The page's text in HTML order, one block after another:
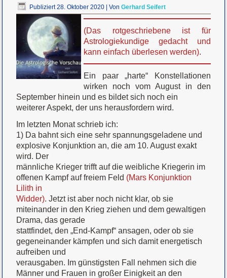
Publiziert 28. Oktober 2020 |Von Gerhard Seifert
(Das rotgeschriebene ist für
Astrologiekundige gedacht und
kann einfach überlesen werden).
Ein paar „harte“ Konstellationen
wirken noch vom August in den
September hinein und es bildet sich noch ein
weiterer Aspekt, der uns herausfordern wird.
Im letzten Monat schrieb ich:
1) Da bahnt sich eine sehr spannungsgeladene und
explosive Konjunktion an, die am 10. August exakt
wird. Der
männliche Krieger trifft auf die weibliche Kriegerin im
offenen Kampf auf freiem Feld (Mars Konjunktion
Lilith in
Widder). Jetzt ist aber noch nicht klar, ob sie
miteinander in den Krieg ziehen und dem gewaltigen
Drama, das gerade
stattfindet, den „End-Kampf“ ansagen, oder ob sie
gegeneinander kämpfen und sich damit energetisch
aufreiben und
verausgaben. Im günstigsten Fall nehmen sich die
Männer und Frauen in großer Einigkeit an den